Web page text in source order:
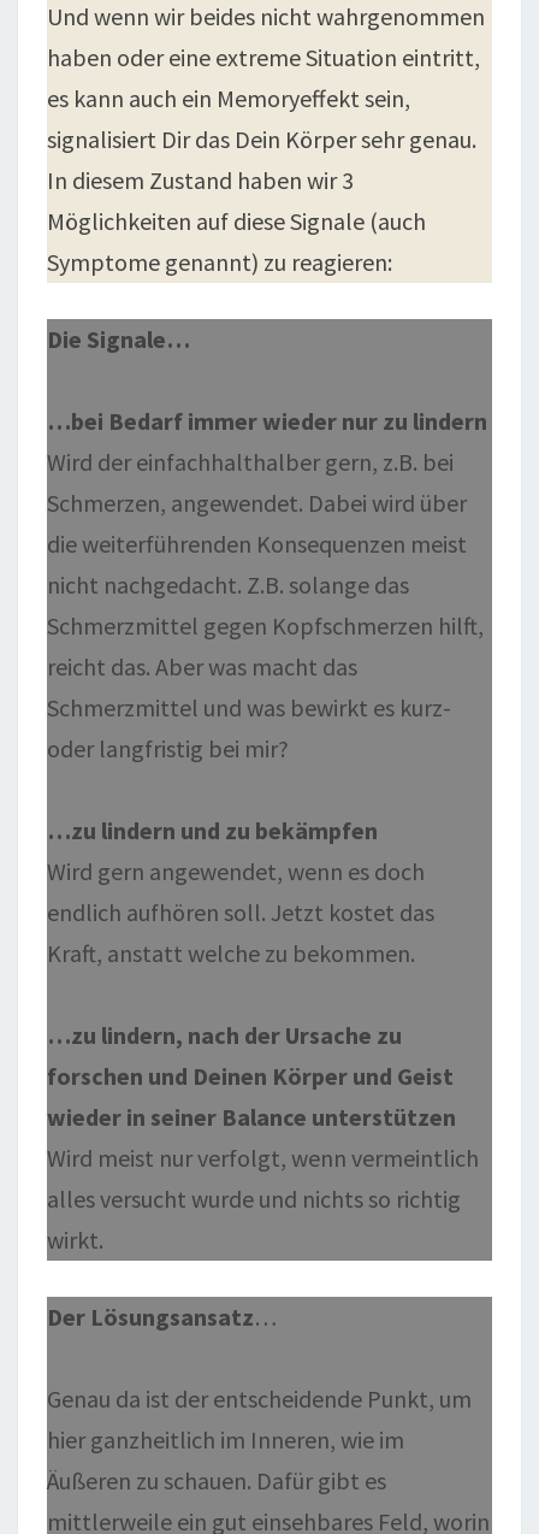
Und wenn wir beides nicht wahrgenommen
haben oder eine extreme Situation eintritt,
es kann auch ein Memoryeffekt sein,
signalisiert Dir das Dein Körper sehr genau.
In diesem Zustand haben wir 3
Möglichkeiten auf diese Signale (auch
Symptome genannt) zu reagieren:
Die Signale…
…bei Bedarf immer wieder nur zu lindern
Wird der einfachhalthalber gern, z.B. bei
Schmerzen, angewendet. Dabei wird über
die weiterführenden Konsequenzen meist
nicht nachgedacht. Z.B. solange das
Schmerzmittel gegen Kopfschmerzen hilft,
reicht das. Aber was macht das
Schmerzmittel und was bewirkt es kurz-
oder langfristig bei mir?
…zu lindern und zu bekämpfen
Wird gern angewendet, wenn es doch
endlich aufhören soll. Jetzt kostet das
Kraft, anstatt welche zu bekommen.
…zu lindern, nach der Ursache zu
forschen und Deinen Körper und Geist
wieder in seiner Balance unterstützen
Wird meist nur verfolgt, wenn vermeintlich
alles versucht wurde und nichts so richtig
wirkt.
Der Lösungsansatz…
Genau da ist der entscheidende Punkt, um
hier ganzheitlich im Inneren, wie im
Äußeren zu schauen. Dafür gibt es
mittlerweile ein gut einsehbares Feld, worin